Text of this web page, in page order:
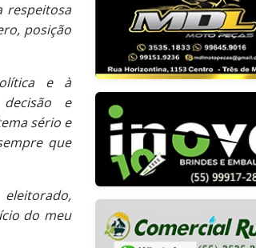
respeitosa
posição
e à
e
sério e
que
do meu